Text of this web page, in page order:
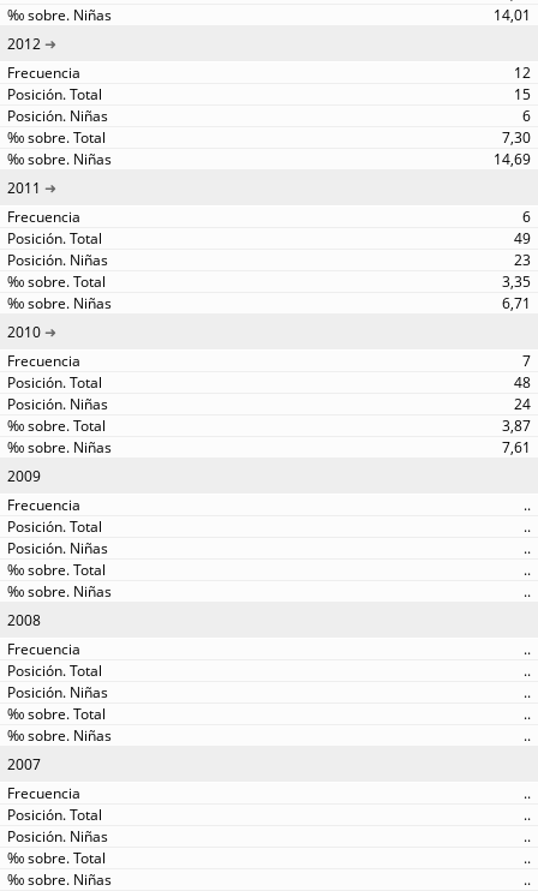
14,01
2012
12
15
6
7,30
14,69
2011
6
49
23
3,35
6,71
2010
7
48
24
3,87
7,61
2009
..
..
..
..
..
2008
..
..
..
..
..
2007
..
..
..
..
..